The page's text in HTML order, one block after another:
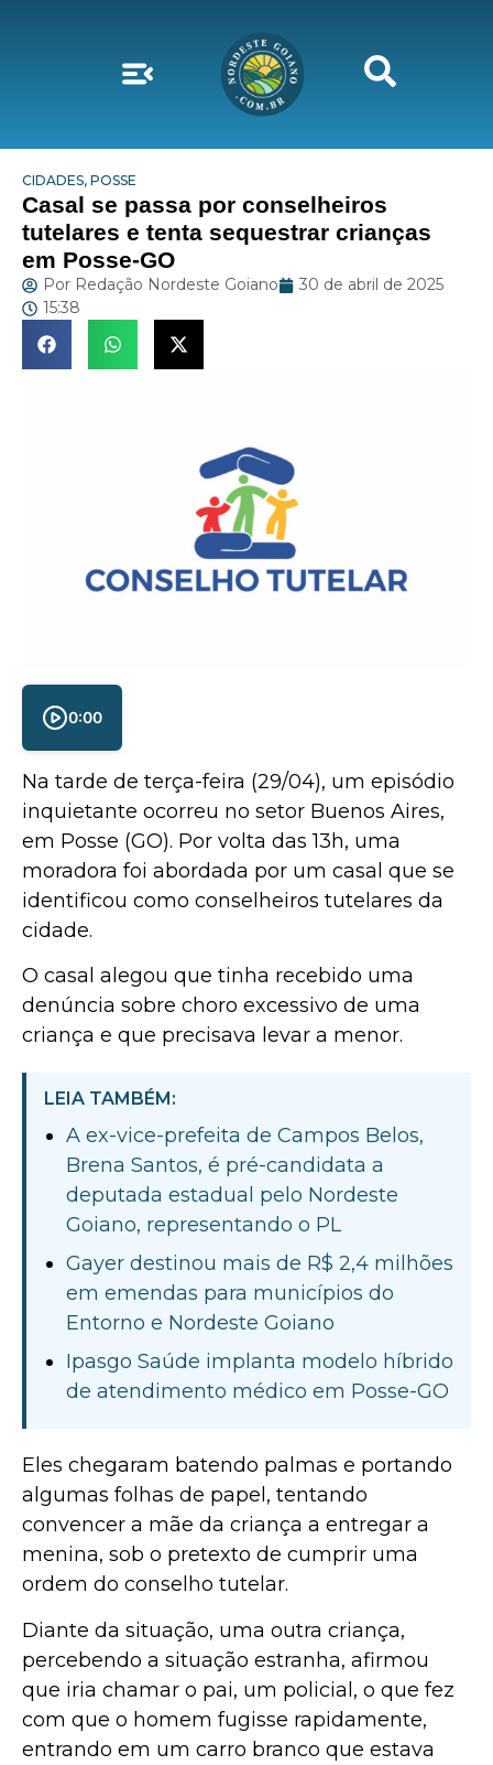
CIDADES, POSSE
Casal se passa por conselheiros
tutelares e tenta sequestrar crianças
em Posse-GO
Por Redação Nordeste Goiano
30 de abril de 2025
15:38
0:00
Na tarde de terça-feira (29/04), um episódio
inquietante ocorreu no setor Buenos Aires,
em Posse (GO). Por volta das 13h, uma
moradora foi abordada por um casal que se
identificou como conselheiros tutelares da
cidade.
O casal alegou que tinha recebido uma
denúncia sobre choro excessivo de uma
criança e que precisava levar a menor.
LEIA TAMBÉM:
A ex-vice-prefeita de Campos Belos,
Brena Santos, é pré-candidata a
deputada estadual pelo Nordeste
Goiano, representando o PL
Gayer destinou mais de R$ 2,4 milhões
em emendas para municípios do
Entorno e Nordeste Goiano
Ipasgo Saúde implanta modelo híbrido
de atendimento médico em Posse-GO
Eles chegaram batendo palmas e portando
algumas folhas de papel, tentando
convencer a mãe da criança a entregar a
menina, sob o pretexto de cumprir uma
ordem do conselho tutelar.
Diante da situação, uma outra criança,
percebendo a situação estranha, afirmou
que iria chamar o pai, um policial, o que fez
com que o homem fugisse rapidamente,
entrando em um carro branco que estava